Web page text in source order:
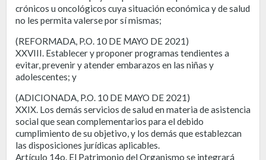
crónicos u oncológicos cuya situación económica y de salud
no les permita valerse por sí mismas;
(REFORMADA, P.O. 10 DE MAYO DE 2021)
XXVIII. Establecer y proponer programas tendientes a
evitar, prevenir y atender embarazos en las niñas y
adolescentes; y
(ADICIONADA, P.O. 10 DE MAYO DE 2021)
XXIX. Los demás servicios de salud en materia de asistencia
social que sean complementarios para el debido
cumplimiento de su objetivo, y los demás que establezcan
las disposiciones jurídicas aplicables.
Artículo 14o. El Patrimonio del Organismo se integrará